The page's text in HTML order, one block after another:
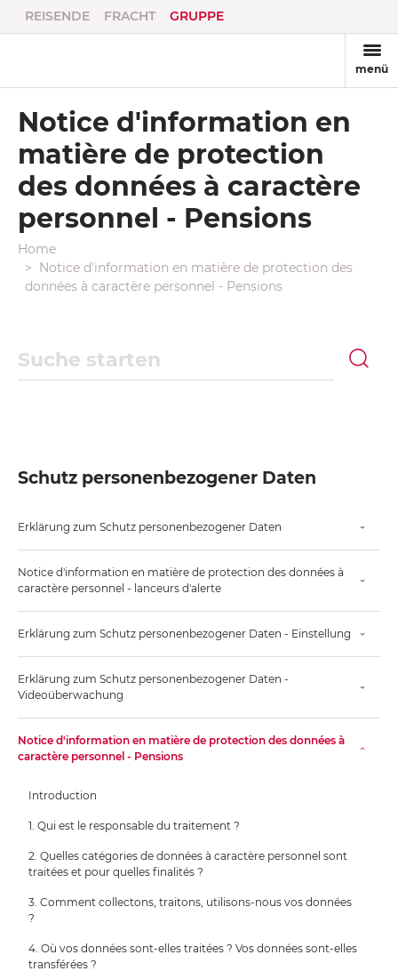
REISENDE FRACHT GRUPPE
menü
Notice d'information en
matière de protection
des données à caractère
personnel - Pensions
Home
Notice d'information en matière de protection des
données à caractère personnel - Pensions
Schutz personenbezogener Daten
Erklärung zum Schutz personenbezogener Daten
Notice d'information en matière de protection des données à
caractère personnel - lanceurs d'alerte
Erklärung zum Schutz personenbezogener Daten - Einstellung
Erklärung zum Schutz personenbezogener Daten -
Videoüberwachung
Notice d'information en matière de protection des données à
caractère personnel - Pensions
Introduction
1. Qui est le responsable du traitement ?
2. Quelles catégories de données à caractère personnel sont
traitées et pour quelles finalités ?
3. Comment collectons, traitons, utilisons-nous vos données
?
4. Où vos données sont-elles traitées ? Vos données sont-elles
transférées ?